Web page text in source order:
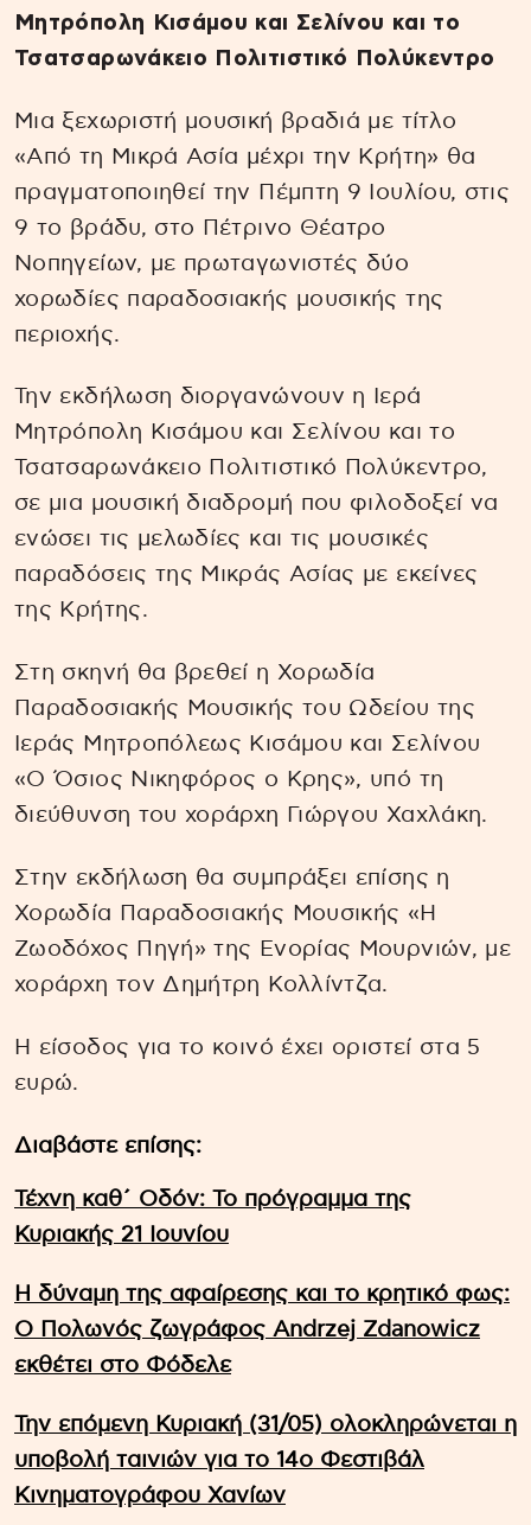
Μητρόπολη Κισάμου και Σελίνου και το
Τσατσαρωνάκειο Πολιτιστικό Πολύκεντρο
Μια ξεχωριστή μουσική βραδιά με τίτλο
«Από τη Μικρά Ασία μέχρι την Κρήτη» θα
πραγματοποιηθεί την Πέμπτη 9 Ιουλίου, στις
9 το βράδυ, στο Πέτρινο Θέατρο
Νοπηγείων, με πρωταγωνιστές δύο
χορωδίες παραδοσιακής μουσικής της
περιοχής.
Την εκδήλωση διοργανώνουν η Ιερά
Μητρόπολη Κισάμου και Σελίνου και το
Τσατσαρωνάκειο Πολιτιστικό Πολύκεντρο,
σε μια μουσική διαδρομή που φιλοδοξεί να
ενώσει τις μελωδίες και τις μουσικές
παραδόσεις της Μικράς Ασίας με εκείνες
της Κρήτης.
Στη σκηνή θα βρεθεί η Χορωδία
Παραδοσιακής Μουσικής του Ωδείου της
Ιεράς Μητροπόλεως Κισάμου και Σελίνου
«Ο Όσιος Νικηφόρος ο Κρης», υπό τη
διεύθυνση του χοράρχη Γιώργου Χαχλάκη.
Στην εκδήλωση θα συμπράξει επίσης η
Χορωδία Παραδοσιακής Μουσικής «Η
Ζωοδόχος Πηγή» της Ενορίας Μουρνιών, με
χοράρχη τον Δημήτρη Κολλίντζα.
Η είσοδος για το κοινό έχει οριστεί στα 5
ευρώ.
Διαβάστε επίσης:
Τέχνη καθ΄ Οδόν: Το πρόγραμμα της
Κυριακής 21 Ιουνίου
Η δύναμη της αφαίρεσης και το κρητικό φως:
Ο Πολωνός ζωγράφος Andrzej Zdanowicz
εκθέτει στο Φόδελε
Την επόμενη Κυριακή (31/05) ολοκληρώνεται η
υποβολή ταινιών για το 14ο Φεστιβάλ
Κινηματογράφου Χανίων